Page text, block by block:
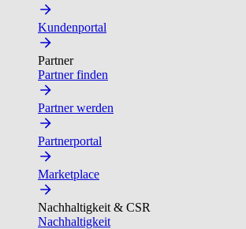
Kundenportal
Partner
Partner finden
Partner werden
Partnerportal
Marketplace
Nachhaltigkeit & CSR
Nachhaltigkeit